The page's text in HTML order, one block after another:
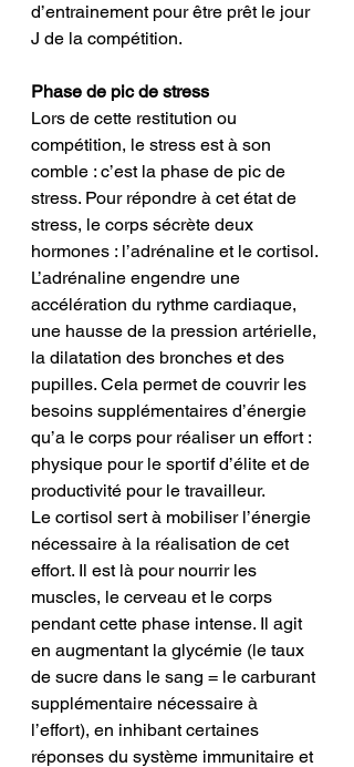
d’entrainement pour être prêt le jour
J de la compétition.
Phase de pic de stress
Lors de cette restitution ou
compétition, le stress est à son
comble : c’est la phase de pic de
stress. Pour répondre à cet état de
stress, le corps sécrète deux
hormones : l’adrénaline et le cortisol.
L’adrénaline engendre une
accélération du rythme cardiaque,
une hausse de la pression artérielle,
la dilatation des bronches et des
pupilles. Cela permet de couvrir les
besoins supplémentaires d’énergie
qu’a le corps pour réaliser un effort :
physique pour le sportif d’élite et de
productivité pour le travailleur.
Le cortisol sert à mobiliser l’énergie
nécessaire à la réalisation de cet
effort. Il est là pour nourrir les
muscles, le cerveau et le corps
pendant cette phase intense. Il agit
en augmentant la glycémie (le taux
de sucre dans le sang = le carburant
supplémentaire nécessaire à
l’effort), en inhibant certaines
réponses du système immunitaire et